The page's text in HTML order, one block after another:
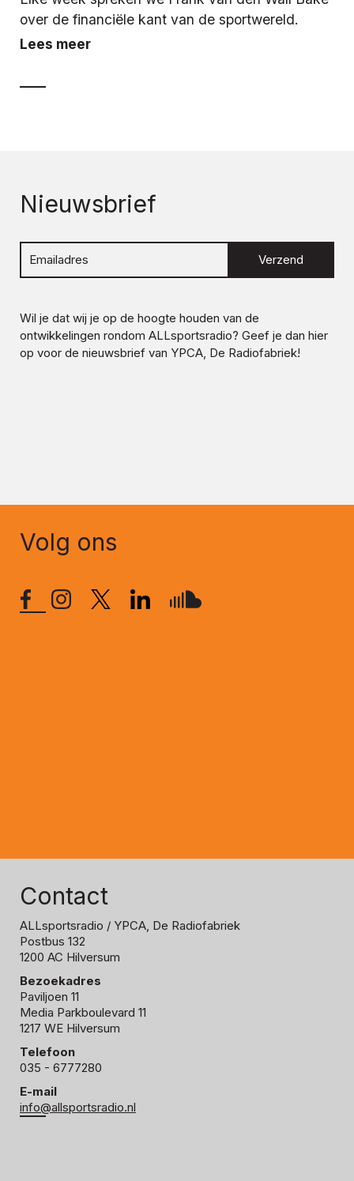
over de financiële kant van de sportwereld.
Lees meer
Nieuwsbrief
Verzend
Wil je dat wij je op de hoogte houden van de
ontwikkelingen rondom ALLsportsradio? Geef je dan hier
op voor de nieuwsbrief van YPCA, De Radiofabriek!
Volg ons
Contact
ALLsportsradio / YPCA, De Radiofabriek
Postbus 132
1200 AC Hilversum
Bezoekadres
Paviljoen 11
Media Parkboulevard 11
1217 WE Hilversum
Telefoon
035 - 6777280
E-mail
info@allsportsradio.nl